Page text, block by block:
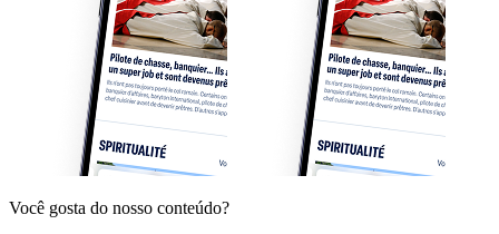
Você gosta do nosso conteúdo?